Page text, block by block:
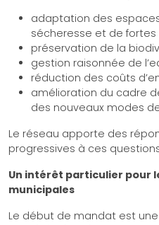
adaptation des
sécheresse et de fortes
préservation de la
gestion raisonnée de
réduction des coûts
amélioration du cadre
des nouveaux modes
Le réseau apporte des
progressives à ces
Un intérêt particulier pour
municipales
Le début de mandat est